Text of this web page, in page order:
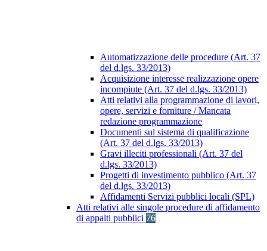
Automatizzazione delle procedure (Art. 37
del d.lgs. 33/2013)
Acquisizione interesse realizzazione opere
incompiute (Art. 37 del d.lgs. 33/2013)
Atti relativi alla programmazione di lavori,
opere, servizi e forniture / Mancata
redazione programmazione
Documenti sul sistema di qualificazione
(Art. 37 del d.lgs. 33/2013)
Gravi illeciti professionali (Art. 37 del
d.lgs. 33/2013)
Progetti di investimento pubblico (Art. 37
del d.lgs. 33/2013)
Affidamenti Servizi pubblici locali (SPL)
Atti relativi alle singole procedure di affidamento
di appalti pubblici 76